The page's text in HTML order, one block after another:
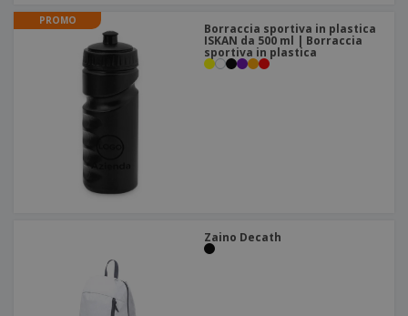
PROMO
Borraccia sportiva in plastica
ISKAN da 500 ml | Borraccia
sportiva in plastica
Zaino Decath